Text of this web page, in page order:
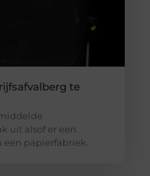
te
uit alsof er een
papierfabriek.